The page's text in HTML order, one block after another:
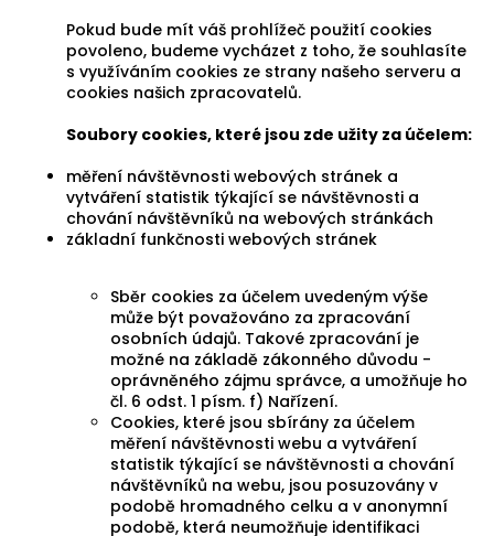
Pokud bude mít váš prohlížeč použití cookies
povoleno, budeme vycházet z toho, že souhlasíte
s využíváním cookies ze strany našeho serveru a
cookies našich zpracovatelů.
Soubory cookies, které jsou zde užity za účelem:
měření návštěvnosti webových stránek a
vytváření statistik týkající se návštěvnosti a
chování návštěvníků na webových stránkách
základní funkčnosti webových stránek
Sběr cookies za účelem uvedeným výše
může být považováno za zpracování
osobních údajů. Takové zpracování je
možné na základě zákonného důvodu -
oprávněného zájmu správce, a umožňuje ho
čl. 6 odst. 1 písm. f) Nařízení.
Cookies, které jsou sbírány za účelem
měření návštěvnosti webu a vytváření
statistik týkající se návštěvnosti a chování
návštěvníků na webu, jsou posuzovány v
podobě hromadného celku a v anonymní
podobě, která neumožňuje identifikaci